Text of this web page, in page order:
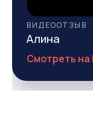
ВИДЕООТЗЫВ
Алина
Смотреть на